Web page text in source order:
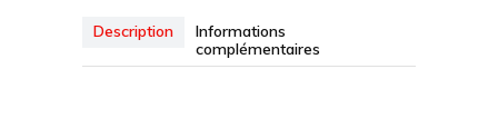
Description
Informations
complémentaires